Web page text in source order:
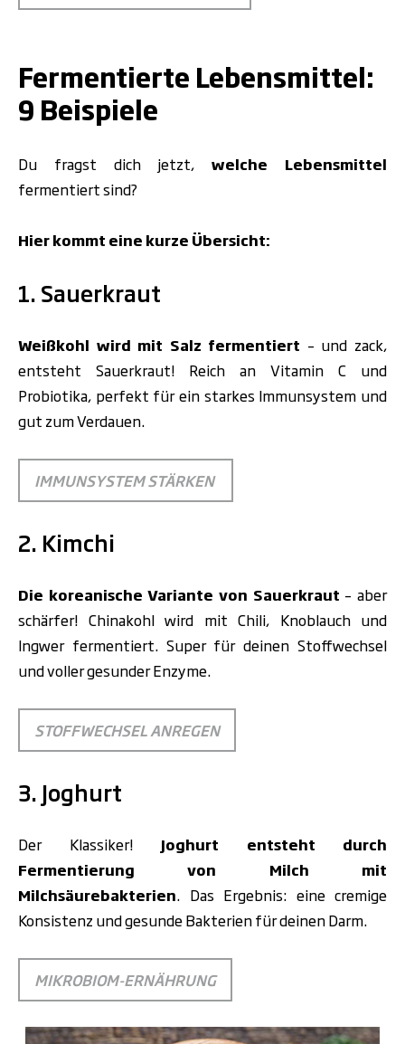
Fermentierte Lebensmittel:
9 Beispiele
Du fragst dich jetzt,welche Lebensmittel
fermentiert sind?
Hier kommt eine kurze Übersicht:
1. Sauerkraut
Weißkohl wird mit Salz fermentiert – und zack,
entsteht Sauerkraut! Reich an Vitamin C und
Probiotika, perfekt für ein starkes Immunsystem und
gut zum Verdauen.
IMMUNSYSTEM STÄRKEN
2. Kimchi
Die koreanische Variante von Sauerkraut – aber
schärfer! Chinakohl wird mit Chili, Knoblauch und
Ingwer fermentiert. Super für deinen Stoffwechsel
und voller gesunder Enzyme.
STOFFWECHSEL ANREGEN
3. Joghurt
Der Klassiker! Joghurt entsteht durch
Fermentierung von Milch mit
Milchsäurebakterien. Das Ergebnis: eine cremige
Konsistenz und gesunde Bakterien für deinen Darm.
MIKROBIOM-ERNÄHRUNG